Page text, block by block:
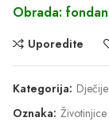
Obrada: fondan
Uporedite
Kategorija: Dječije
Oznaka: Životinjice